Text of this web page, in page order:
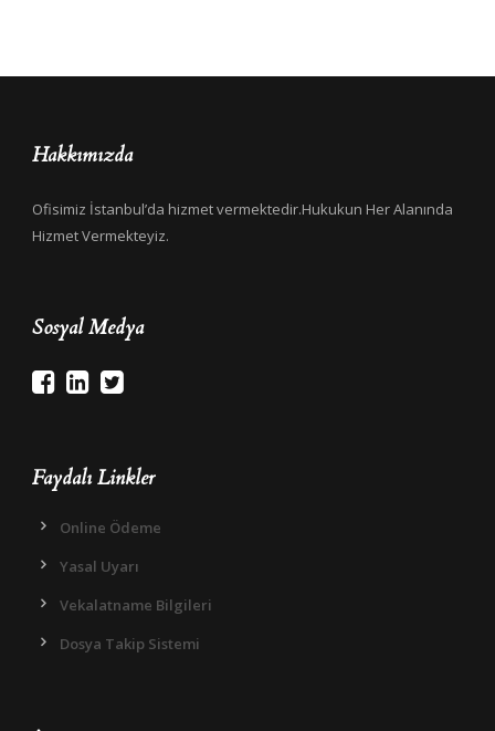
Hakkımızda
Ofisimiz İstanbul’da hizmet vermektedir.Hukukun Her Alanında
Hizmet Vermekteyiz.
Sosyal Medya
Faydalı Linkler
Online Ödeme
Yasal Uyarı
Vekalatname Bilgileri
Dosya Takip Sistemi